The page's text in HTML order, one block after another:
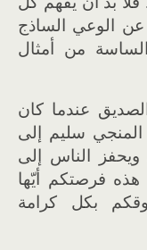
عن الوعي الساذج
من أمثال
عندما كان
سليم إلى
الناس إلى
هذه فرصتكم أيّها
بكل كرامة